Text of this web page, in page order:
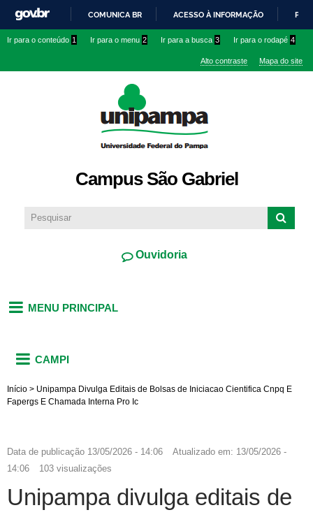
conteúdo
IR
O
COMUNICA BR ACESSO À INFORMAÇÃO
Ir para o conteúdo 1 Ir para o menu 2 Ir para a busca 3 Ir para o rodapé 4
Alto contraste Mapa do site
Campus São Gabriel
Ouvidoria
MENU PRINCIPAL
CAMPI
Início > Unipampa Divulga Editais de Bolsas de Iniciacao Cientifica Cnpq E
Fapergs E Chamada Interna Pro Ic
Data de publicação 13/05/2026 - 14:06 Atualizado em: 13/05/2026 -
14:06
103 visualizações
Unipampa divulga editais de